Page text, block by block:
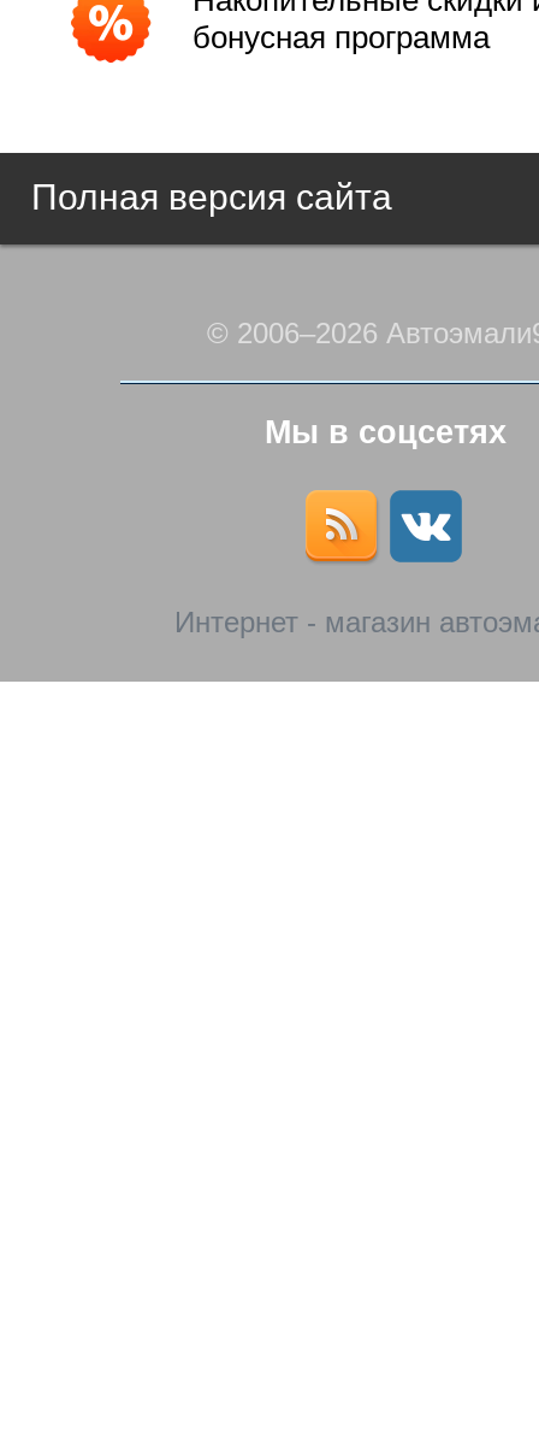
бонусная программа
Полная версия сайта
© 2006–2026
Мы в соцсетях
Интернет - магазин